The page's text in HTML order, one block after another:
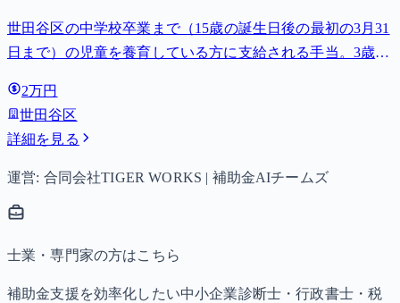
世田谷区の中学校卒業まで（15歳の誕生日後の最初の3月31
日まで）の児童を養育している方に支給される手当。3歳未
（第3子以降は15,000円）、中学生は月額10,000円。
2万円
世田谷区
詳細を見る
運営: 合同会社TIGER WORKS | 補助金AIチームズ
士業・専門家の方はこちら
補助金支援を効率化したい中小企業診断士・行政書士・税